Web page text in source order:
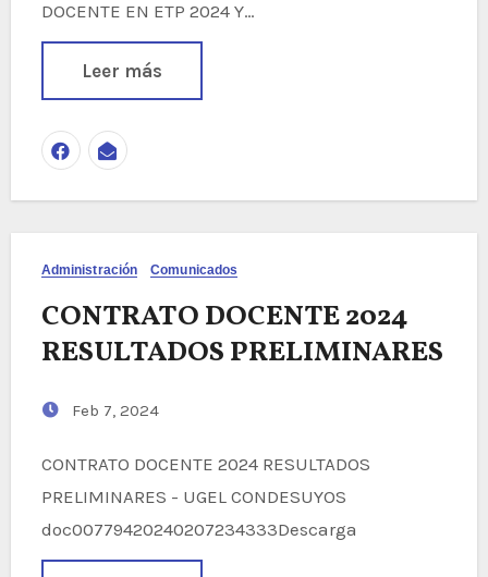
DOCENTE EN ETP 2024 Y…
Leer más
Administración Comunicados
CONTRATO DOCENTE 2024
RESULTADOS PRELIMINARES
Feb 7, 2024
CONTRATO DOCENTE 2024 RESULTADOS
PRELIMINARES - UGEL CONDESUYOS
doc00779420240207234333Descarga